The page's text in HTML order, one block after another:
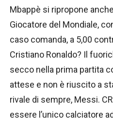
Mbappè si ripropone
Giocatore del Mondiale,
caso comanda, a 5,00
Cristiano Ronaldo? Il
secco nella prima partita
attese e non è riuscito a
rivale di sempre, Messi.
essere l’unico calciatore